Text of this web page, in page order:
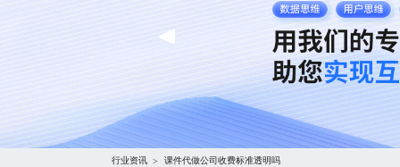
行业资讯 > 课件代做公司收费标准透明吗